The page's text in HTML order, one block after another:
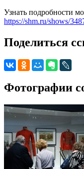
Узнать подробности
https://shm.ru/shows/
Поделиться
Фотографии